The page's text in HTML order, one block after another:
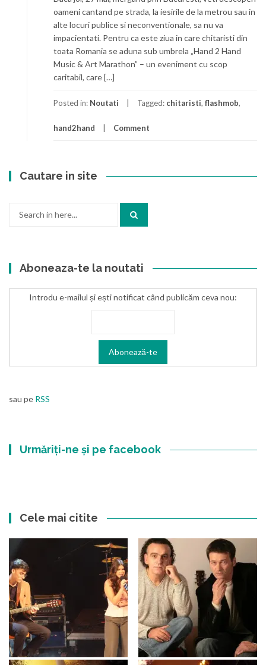
oameni cantand pe strada, la iesirile de la metrou sau in
alte locuri publice si neconventionale, sa nu va
impacientati. Pentru ca este ziua in care chitaristi din
toata Romania se aduna sub umbrela „Hand 2 Hand
Music & Art Marathon” – un eveniment cu scop
caritabil, care […]
Posted in: Noutati Tagged: chitaristi, flashmob,
hand2hand Comment
Cautare in site
Aboneaza-te la noutati
Introdu e-mailul și ești notificat când publicăm ceva nou:
sau pe RSS
Urmăriți-ne și pe facebook
Cele mai citite